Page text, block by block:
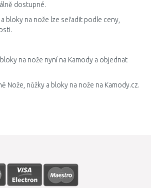
dostupné.
bloky na nože lze seřadit podle ceny,
na nože nyní na Kamody a objednat
Nože, nůžky a bloky na nože na Kamody.cz.